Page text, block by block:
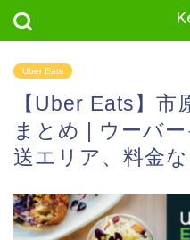
Uber Eats
【Uber Eats】市
まとめ | ウーバ
送エリア、料金